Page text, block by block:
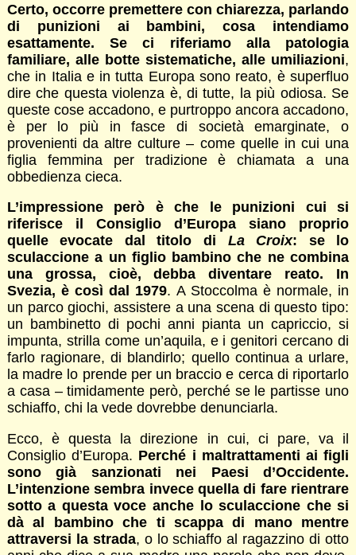
Certo, occorre premettere con chiarezza, parlando
di punizioni ai bambini, cosa intendiamo
esattamente. Se ci riferiamo alla patologia
familiare, alle botte sistematiche, alle umiliazioni,
che in Italia e in tutta Europa sono reato, è superfluo
dire che questa violenza è, di tutte, la più odiosa. Se
queste cose accadono, e purtroppo ancora accadono,
è per lo più in fasce di società emarginate, o
provenienti da altre culture – come quelle in cui una
figlia femmina per tradizione è chiamata a una
obbedienza cieca.
L’impressione però è che le punizioni cui si
riferisce il Consiglio d’Europa siano proprio
quelle evocate dal titolo di La Croix: se lo
sculaccione a un figlio bambino che ne combina
una grossa, cioè, debba diventare reato. In
Svezia, è così dal 1979. A Stoccolma è normale, in
un parco giochi, assistere a una scena di questo tipo:
un bambinetto di pochi anni pianta un capriccio, si
impunta, strilla come un’aquila, e i genitori cercano di
farlo ragionare, di blandirlo; quello continua a urlare,
la madre lo prende per un braccio e cerca di riportarlo
a casa – timidamente però, perché se le partisse uno
schiaffo, chi la vede dovrebbe denunciarla.
Ecco, è questa la direzione in cui, ci pare, va il
Consiglio d’Europa. Perché i maltrattamenti ai figli
sono già sanzionati nei Paesi d’Occidente.
L’intenzione sembra invece quella di fare rientrare
sotto a questa voce anche lo sculaccione che si
dà al bambino che ti scappa di mano mentre
attraversi la strada, o lo schiaffo al ragazzino di otto